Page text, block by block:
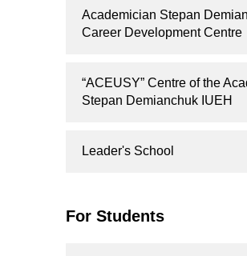
Academician Stepan
Career Development Centre
“ACEUSY” Centre of the
Stepan Demianchuk IUEH
Leader's School
For Students